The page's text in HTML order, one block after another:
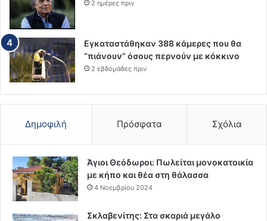
2 ημέρες πριν
Εγκαταστάθηκαν 388 κάμερες που θα
“πιάνουν” όσους περνούν με κόκκινο
2 εβδομάδες πριν
Δημοφιλή Πρόσφατα Σχόλια
Άγιοι Θεόδωροι: Πωλείται μονοκατοικία
με κήπο και θέα στη θάλασσα
4 Νοεμβρίου 2024
Σκλαβενίτης: Στα σκαριά μεγάλο